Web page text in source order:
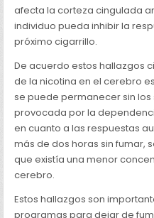
afecta la corteza cingulada
individuo pueda inhibir la
próximo cigarrillo.
De acuerdo estos hallazgos
de la nicotina en el cerebro
se puede permanecer sin
provocada por la
en cuanto a las respuestas
más de dos horas sin fumar,
que existía una menor
cerebro.
Estos hallazgos son
programas para dejar de